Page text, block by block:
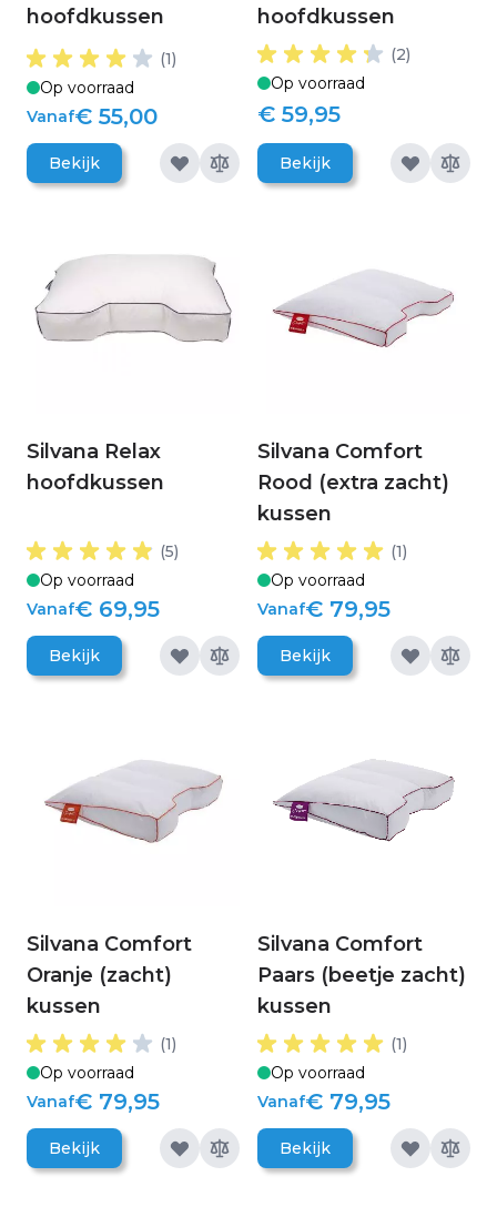
hoofdkussen
(1)
Op voorraad
Vanaf€ 55,00
Bekijk
hoofdkussen
(2)
Op voorraad
€ 59,95
Bekijk
Silvana Relax
hoofdkussen
(5)
Op voorraad
Vanaf€ 69,95
Bekijk
Silvana Comfort
Rood (extra zacht)
kussen
(1)
Op voorraad
Vanaf€ 79,95
Bekijk
Silvana Comfort
Oranje (zacht)
kussen
(1)
Op voorraad
Vanaf€ 79,95
Bekijk
Silvana Comfort
Paars (beetje zacht)
kussen
(1)
Op voorraad
Vanaf€ 79,95
Bekijk